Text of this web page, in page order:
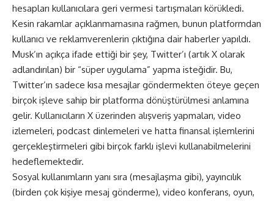
hesapları kullanıcılara geri vermesi tartışmaları körükledi.
Kesin rakamlar açıklanmamasına rağmen, bunun platformdan
kullanıcı ve reklamverenlerin çıktığına dair haberler yapıldı.
Musk’ın açıkça ifade ettiği bir şey, Twitter’ı (artık X olarak
adlandırılan) bir “süper uygulama” yapma isteğidir. Bu,
Twitter’ın sadece kısa mesajlar göndermekten öteye geçen
birçok işleve sahip bir platforma dönüştürülmesi anlamına
gelir. Kullanıcıların X üzerinden alışveriş yapmaları, video
izlemeleri, podcast dinlemeleri ve hatta finansal işlemlerini
gerçekleştirmeleri gibi birçok farklı işlevi kullanabilmelerini
hedeflemektedir.
Sosyal kullanımların yanı sıra (mesajlaşma gibi), yayıncılık
(birden çok kişiye mesaj gönderme), video konferans, oyun,